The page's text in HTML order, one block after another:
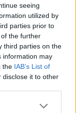
seeing
utilized by
parties prior to
the further
third parties on the
information may
the IAB’s List of
disclose it to other